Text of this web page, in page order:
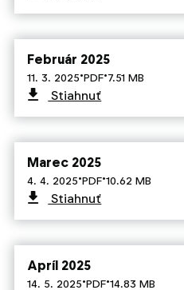
Február 2025
11. 3. 2025·PDF·7.51 MB
Stiahnuť
Marec 2025
4. 4. 2025·PDF·10.62 MB
Stiahnuť
Apríl 2025
14. 5. 2025·PDF·14.83 MB